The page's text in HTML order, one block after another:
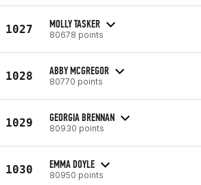
1027 MOLLY TASKER
80678 points
1028 ABBY MCGREGOR
80770 points
1029 GEORGIA BRENNAN
80930 points
1030 EMMA DOYLE
80950 points